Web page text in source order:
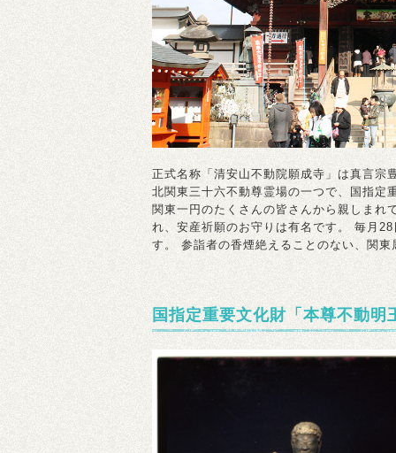
正式名称「清安山不動院願成寺」は真言宗
北関東三十六不動尊霊場の一つで、国指定
関東一円のたくさんの皆さんから親しまれ
れ、安産祈願のお守りは有名です。 毎月
す。 参詣者の香煙絶えることのない、関東
国指定重要文化財「本尊不動明